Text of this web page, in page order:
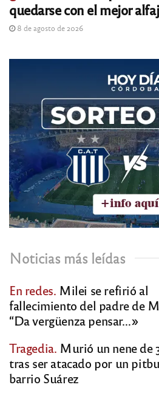
quedarse con el mejor
8 de agosto de 2026
Noticias más leídas
En redes. Milei se refirió al
fallecimiento del padre de
“Da vergüenza pensar…»
Tragedia. Murió un nene de
tras ser atacado por un
barrio Suárez